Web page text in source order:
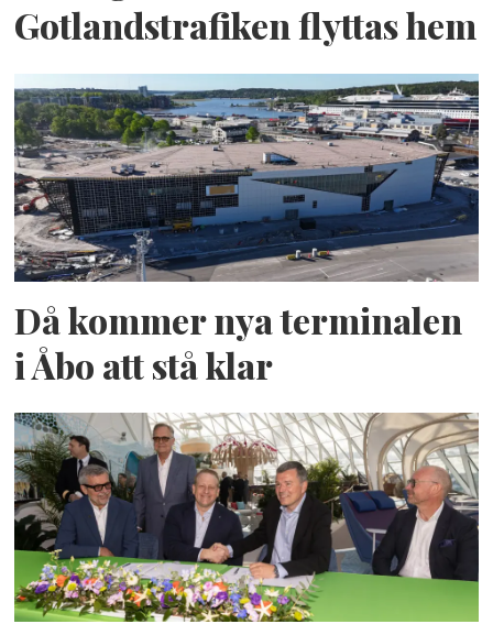
Gotlandstrafiken flyttas hem
Då kommer nya terminalen
i Åbo att stå klar